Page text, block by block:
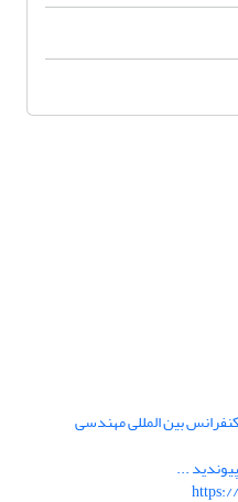
بین المللی مهندسی
...